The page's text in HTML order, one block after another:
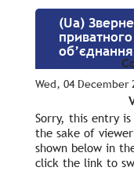
(Ua)
Wed, 04 December
Sorry, this entry
the sake of
shown below in
click the link to